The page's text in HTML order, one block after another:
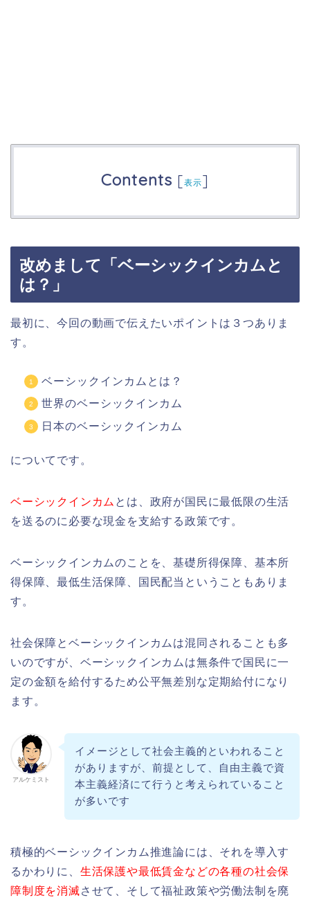
Contents [表示]
改めまして「ベーシックインカムと
は？」
最初に、今回の動画で伝えたいポイントは３つありま
す。
ベーシックインカムとは？
世界のベーシックインカム
日本のベーシックインカム
についてです。
ベーシックインカム とは、政府が国民に最低限の生活
を送るのに必要な現金を支給する政策です。
ベーシックインカムのことを、基礎所得保障、基本所
得保障、最低生活保障、国民配当ということもありま
す。
社会保障とベーシックインカムは混同されることも多
いのですが、ベーシックインカムは無条件で国民に一
定の金額を給付するため公平無差別な定期給付になり
ます。
アルケミスト
イメージとして社会主義的といわれること
がありますが、前提として、自由主義で資
本主義経済にて行うと考えられていること
が多いです
積極的ベーシックインカム推進論には、それを導入す
るかわりに、 生活保護や最低賃金などの各種の社会保
障制度を消滅させて、そして福祉政策や労働法制を廃